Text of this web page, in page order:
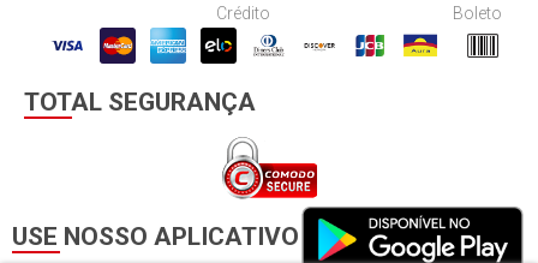
Crédito Boleto
TOTAL SEGURANÇA
USE NOSSO APLICATIVO